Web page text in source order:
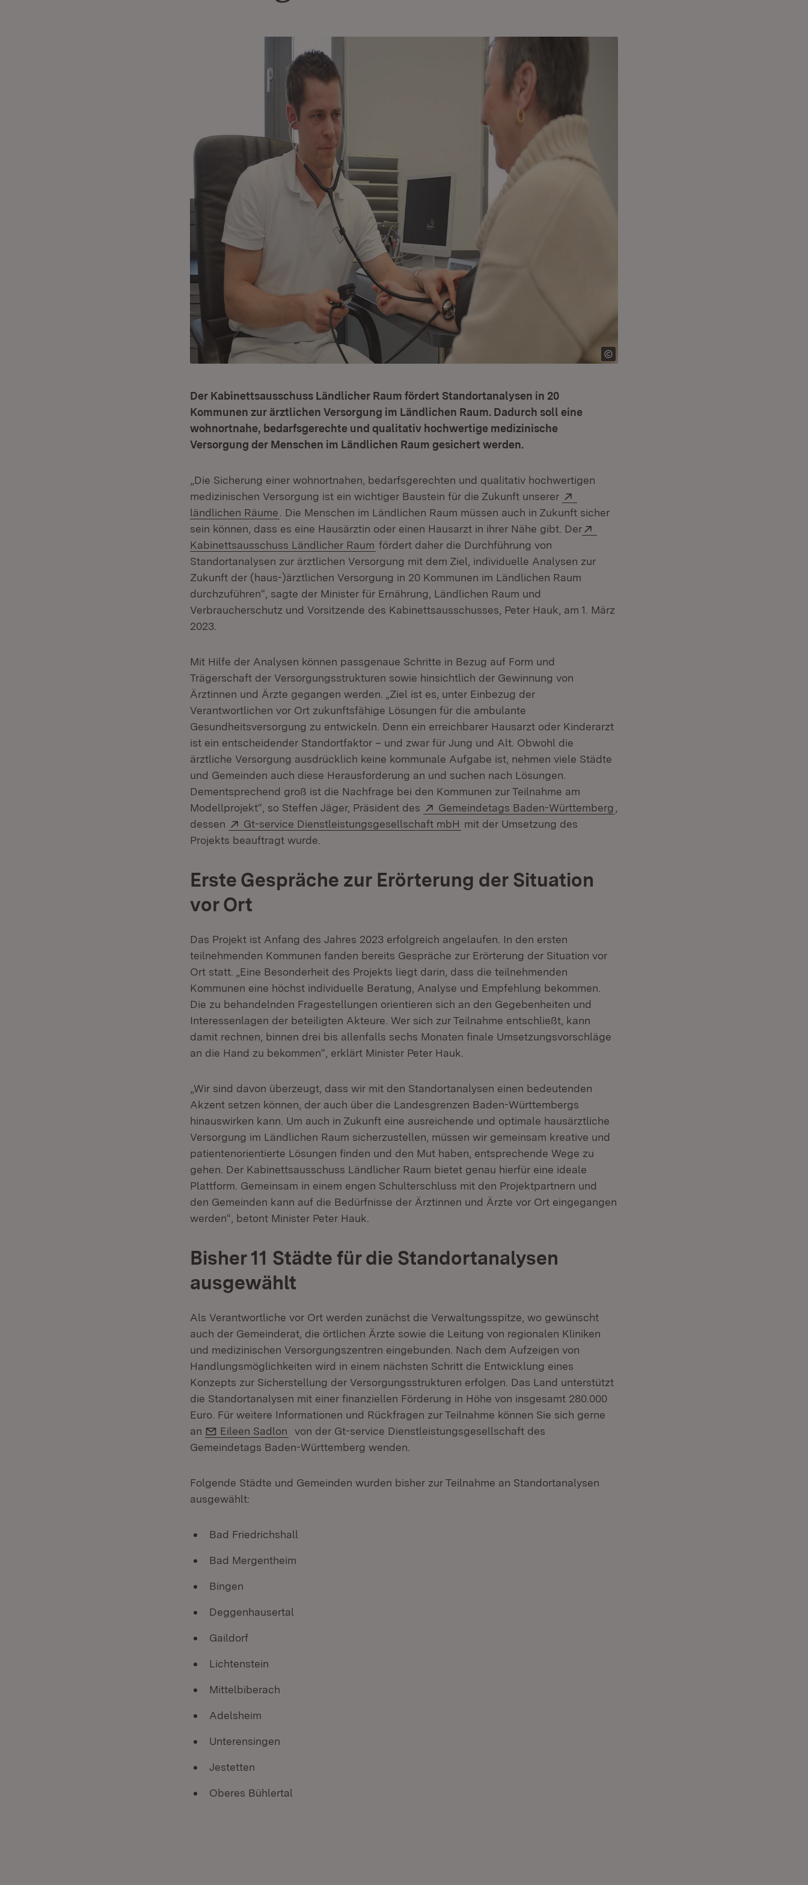
Der Kabinettsausschuss Ländlicher Raum fördert Standortanalysen in 20
Kommunen zur ärztlichen Versorgung im Ländlichen Raum. Dadurch soll eine
wohnortnahe, bedarfsgerechte und qualitativ hochwertige medizinische
Versorgung der Menschen im Ländlichen Raum gesichert werden.
„Die Sicherung einer wohnortnahen, bedarfsgerechten und qualitativ hochwertigen
medizinischen Versorgung ist ein wichtiger Baustein für die Zukunft unserer
ländlichen Räume (Öffnet in neuem Fenster)
. Die Menschen im Ländlichen Raum müssen auch in Zukunft sicher
sein können, dass es eine Hausärztin oder einen Hausarzt in ihrer Nähe gibt. Der
Kabinettsausschuss Ländlicher Raum (Öffnet in neuem Fenster)
fördert daher die Durchführung von
Standortanalysen zur ärztlichen Versorgung mit dem Ziel, individuelle Analysen zur
Zukunft der (haus-)ärztlichen Versorgung in 20 Kommunen im Ländlichen Raum
durchzuführen“, sagte der Minister für Ernährung, Ländlichen Raum und
Verbraucherschutz und Vorsitzende des Kabinettsausschusses, Peter Hauk, am 1. März
2023.
Mit Hilfe der Analysen können passgenaue Schritte in Bezug auf Form und
Trägerschaft der Versorgungsstrukturen sowie hinsichtlich der Gewinnung von
Ärztinnen und Ärzte gegangen werden. „Ziel ist es, unter Einbezug der
Verantwortlichen vor Ort zukunftsfähige Lösungen für die ambulante
Gesundheitsversorgung zu entwickeln. Denn ein erreichbarer Hausarzt oder Kinderarzt
ist ein entscheidender Standortfaktor – und zwar für Jung und Alt. Obwohl die
ärztliche Versorgung ausdrücklich keine kommunale Aufgabe ist, nehmen viele Städte
und Gemeinden auch diese Herausforderung an und suchen nach Lösungen.
Dementsprechend groß ist die Nachfrage bei den Kommunen zur Teilnahme am
Modellprojekt“, so Steffen Jäger, Präsident des
Extern:
Gemeindetags Baden-Württemberg
dessen
Extern:
Gt-service Dienstleistungsgesellschaft mbH (Öffnet in neuem Fenster)
mit der Umsetzung des
Projekts beauftragt wurde.
Erste Gespräche zur Erörterung der Situation
vor Ort
Das Projekt ist Anfang des Jahres 2023 erfolgreich angelaufen. In den ersten
teilnehmenden Kommunen fanden bereits Gespräche zur Erörterung der Situation vor
Ort statt. „Eine Besonderheit des Projekts liegt darin, dass die teilnehmenden
Kommunen eine höchst individuelle Beratung, Analyse und Empfehlung bekommen.
Die zu behandelnden Fragestellungen orientieren sich an den Gegebenheiten und
Interessenlagen der beteiligten Akteure. Wer sich zur Teilnahme entschließt, kann
damit rechnen, binnen drei bis allenfalls sechs Monaten finale Umsetzungsvorschläge
an die Hand zu bekommen“, erklärt Minister Peter Hauk.
„Wir sind davon überzeugt, dass wir mit den Standortanalysen einen bedeutenden
Akzent setzen können, der auch über die Landesgrenzen Baden-Württembergs
hinauswirken kann. Um auch in Zukunft eine ausreichende und optimale hausärztliche
Versorgung im Ländlichen Raum sicherzustellen, müssen wir gemeinsam kreative und
patientenorientierte Lösungen finden und den Mut haben, entsprechende Wege zu
gehen. Der Kabinettsausschuss Ländlicher Raum bietet genau hierfür eine ideale
Plattform. Gemeinsam in einem engen Schulterschluss mit den Projektpartnern und
den Gemeinden kann auf die Bedürfnisse der Ärztinnen und Ärzte vor Ort eingegangen
werden“, betont Minister Peter Hauk.
Bisher 11 Städte für die Standortanalysen
ausgewählt
Als Verantwortliche vor Ort werden zunächst die Verwaltungsspitze, wo gewünscht
auch der Gemeinderat, die örtlichen Ärzte sowie die Leitung von regionalen Kliniken
und medizinischen Versorgungszentren eingebunden. Nach dem Aufzeigen von
Handlungsmöglichkeiten wird in einem nächsten Schritt die Entwicklung eines
Konzepts zur Sicherstellung der Versorgungsstrukturen erfolgen. Das Land unterstützt
die Standortanalysen mit einer finanziellen Förderung in Höhe von insgesamt 280.000
Euro. Für weitere Informationen und Rückfragen zur Teilnahme können Sie sich gerne
an
E-Mail:
Eileen Sadlon
von der Gt-service Dienstleistungsgesellschaft des
Gemeindetags Baden-Württemberg wenden.
Folgende Städte und Gemeinden wurden bisher zur Teilnahme an Standortanalysen
ausgewählt:
Bad Friedrichshall
Bad Mergentheim
Bingen
Deggenhausertal
Gaildorf
Lichtenstein
Mittelbiberach
Adelsheim
Unterensingen
Jestetten
Oberes Bühlertal